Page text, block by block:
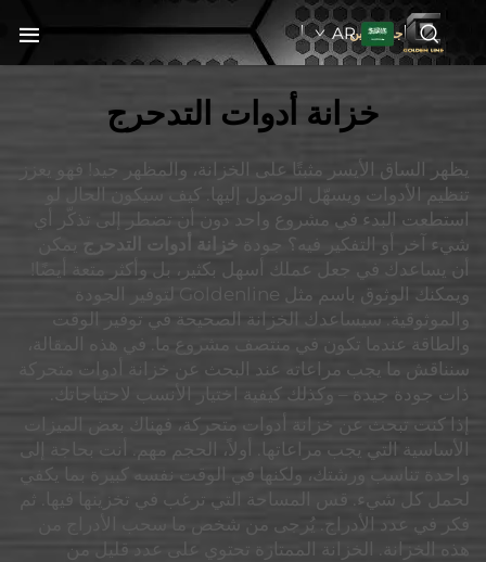
جولدنبلاينAR
خزانة أدوات التدحرج
يظهر الساق الأيسر مثبتًا على الخزانة، والمظهر جيد! فهو يعزز
تنظيم الأدوات ويسهّل الوصول إليها. كيف سيكون الحال لو
استطعت البدء في مشروع واحد دون أن تضطر إلى تذكّر أي
شيء آخر أو التفكير فيه؟ جودة خزانة أدوات التدحرج
أن يساعدك في جعل عملك أسهل بكثير، بل وأكثر متعة أيضًا!
ويمكنك الوثوق باسم مثل Goldenline لتوفير الجودة
والموثوقية. سيساعدك الخزانة الصحيحة في توفير الوقت
والطاقة عندما تكون في منتصف مشروع ما. في هذه المقالة،
سنناقش ما يجب مراعاته عند البحث عن خزانة أدوات متحركة
ذات جودة جيدة – وكذلك كيفية اختيار الأنسب لاحتياجاتك.
إذا كنت تبحث عن خزانة أدوات متحركة، فهناك بعض الميزات
الأساسية التي يجب مراعاتها. أولاً، الحجم مهم. أنت بحاجة إلى
واحدة تناسب ورشتك، ولكنها في الوقت نفسه كبيرة بما يكفي
لحمل كل شيء. قس المساحة التي ترغب في تخزينها فيها. ثم
فكر في عدد الأدراج. يُرجى من شخص ما سحب الأدراج من
هذه الخزانة. الخزانة الممتازة تحتوي على عدد قليل من